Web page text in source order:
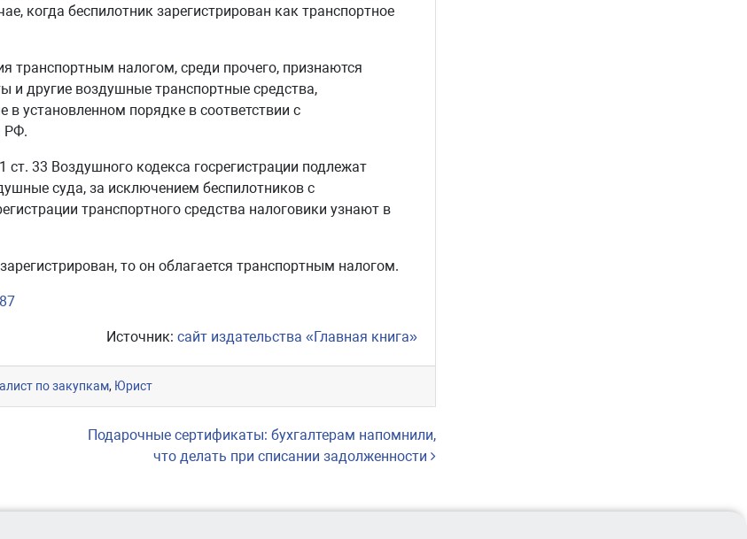
когда беспилотник зарегистрирован как транспортное
транспортным налогом, среди прочего, признаются
и другие воздушные транспортные средства,
в установленном порядке в соответствии с
РФ.
ст. 33 Воздушного кодекса госрегистрации подлежат
суда, за исключением беспилотников с
транспортного средства налоговики узнают в
то он облагается транспортным налогом.
Источник: сайт издательства «Главная книга»
по закупкам, Юрист
Подарочные сертификаты: бухгалтерам напомнили,
что делать при списании задолженности